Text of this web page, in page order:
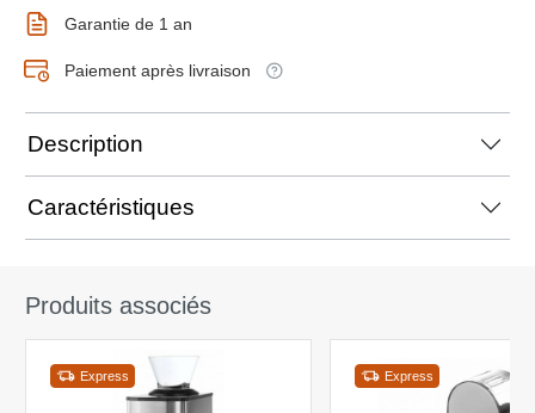
Garantie de 1 an
Paiement après livraison
Description
Caractéristiques
Produits associés
Express Express